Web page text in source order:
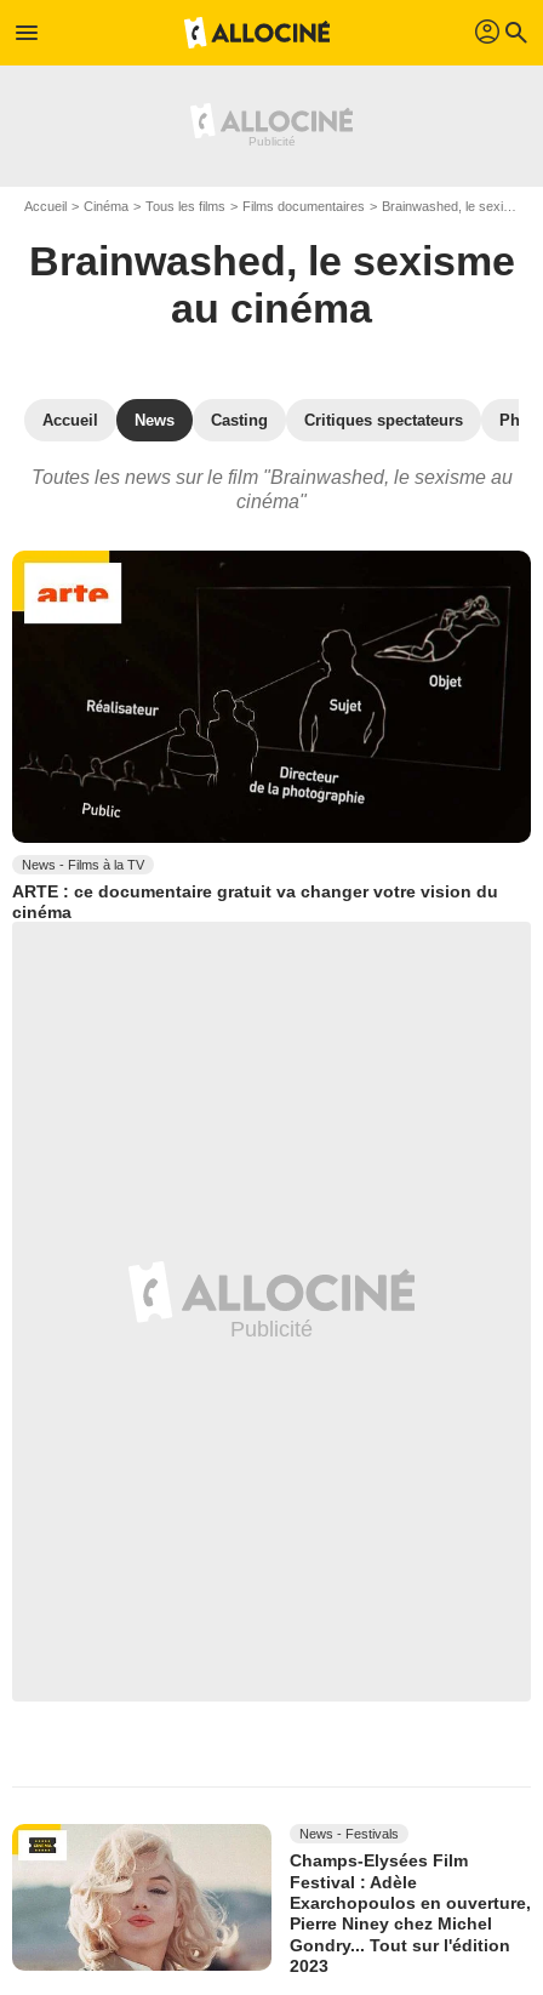
menu profil search
Accueil Cinéma Tous les films Films documentaires Brainwashed, le sexisme au cinéma
Brainwashed, le sexisme
au cinéma
Accueil News Casting Critiques spectateurs
Toutes les news sur le film "Brainwashed, le sexisme au
cinéma"
News - Films à la TV
ARTE : ce documentaire gratuit va changer votre vision du
cinéma
News - Festivals
Champs-Elysées Film
Festival : Adèle
Exarchopoulos en ouverture,
Pierre Niney chez Michel
Gondry... Tout sur l'édition
2023